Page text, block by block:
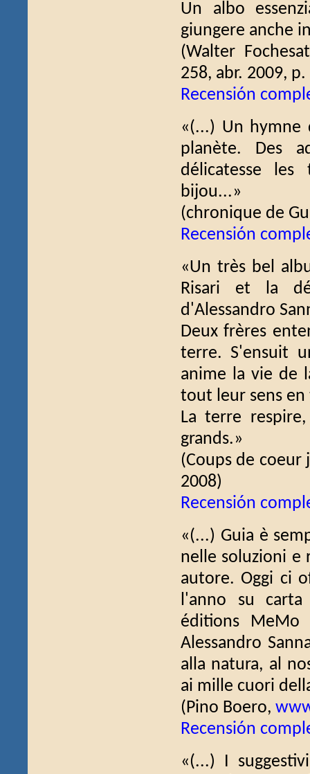
Un albo
giungere anche
(Walter
258, abr. 2009, p.
Recensión
«(...) Un hymne
planète. Des
délicatesse
bijou...»
(chronique de
Recensión
«Un très bel
Risari et la
d'Alessandro
Deux frères
terre. S'ensuit
anime la vie de
tout leur sens
La terre
grands.»
(Coups de coeur
2008)
Recensión
«(...) Guia è
nelle soluzioni e
autore. Oggi ci
l'anno su carta
éditions
Alessandro
alla natura, al
ai mille cuori
(Pino Boero,
Recensión
«(...) I